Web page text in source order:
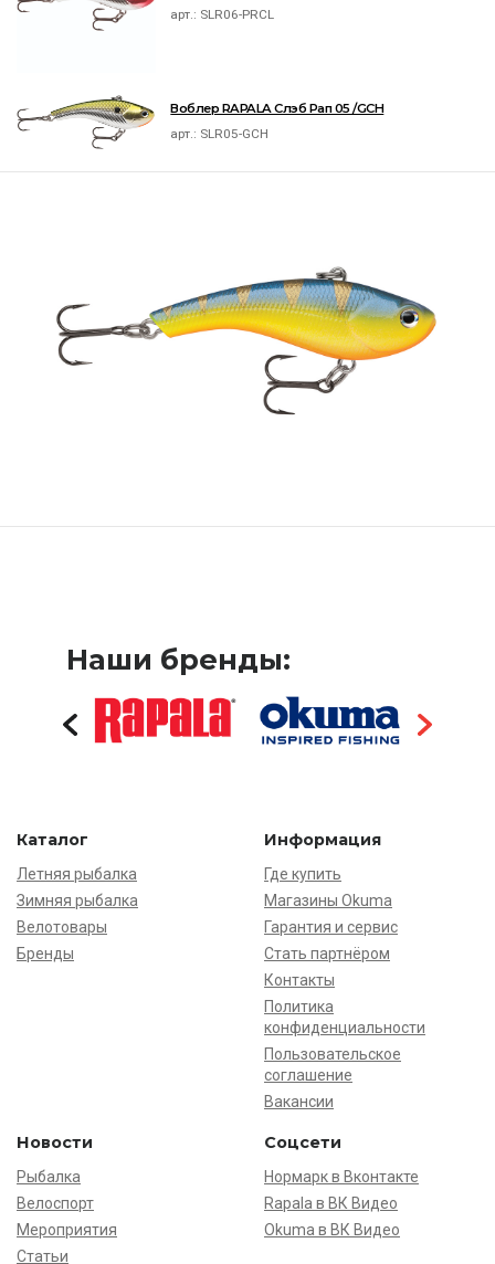
арт.: SLR06-PRCL
Воблер RAPALA Слэб Рап 05 /GCH
арт.: SLR05-GCH
Наши бренды:
Каталог
Летняя рыбалка
Зимняя рыбалка
Велотовары
Бренды
Информация
Где купить
Магазины Okuma
Гарантия и сервис
Стать партнёром
Контакты
Политика
конфиденциальности
Пользовательское
соглашение
Вакансии
Новости
Рыбалка
Велоспорт
Мероприятия
Статьи
Соцсети
Нормарк в Вконтакте
Rapala в ВК Видео
Okuma в ВК Видео